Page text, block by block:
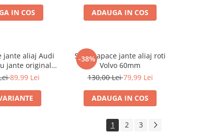
IN COS ADAUGA IN COS
jante aliaj Audi
jante originale
89,99 Lei
-38%
Set 4 capace jante aliaj roti
Volvo 60mm
130,00 Lei79,99 Lei
ADAUGA IN COS
1 2 3